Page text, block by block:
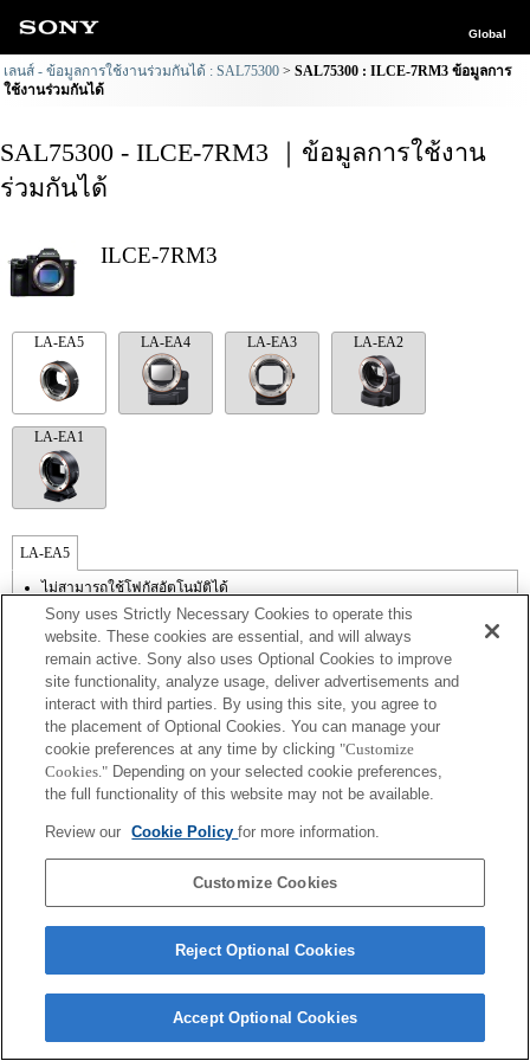
Global
เลนส์ - ข้อมูลการใช้งานร่วมกันได้ : SAL75300
SAL75300 : ILCE-7RM3 ข้อมูลการ
ใช้งานร่วมกันได้
SAL75300 - ILCE-7RM3 ｜ข้อมูลการใช้งาน
ร่วมกันได้
ILCE-7RM3
LA-EA5 LA-EA4 LA-EA3 LA-EA2
LA-EA1
LA-EA5
ไม่สามารถใช้โฟกัสอัตโนมัติได้
มีใช้งานพร้อมอะแดปเตอร์เมาส์
เสียงการทำงานของไดอะเฟรมจะถูกบันทึกด้วยไมโครโฟนภายใน
นอกเหนือจากโหมด A (กำหนดค่าช่องรับแสง), S (กำหนดความเร็วชัตเตอร์),
และ M (แมนนวล) แล้ว คุณไม่สามารถปรับช่องรับแสงในระหว่างการบันทึกภาพ
เคลื่อนไหวได้
ฟังก์ชัน [Lens Comp] (การชดเชยเลนส์) ไม่ทำงาน
ถ้าคุณติดตั้ง [เลนส์ A-mount] โดยใช้อะแดปเตอร์เมาส์, ฟังก์ชัน assist MF จะไม่
ทำงานโดยอัตโนมัติเมื่อคุณหมุนวงแหวนปรับโฟกัส คุณสามารถขยายภาพด้วย
การเลือกฟังก์ชัน [การขยายโฟกัส] หรือ [assist MF] ให้กับปุ่มใด ๆ ใน "การตั้งค่า
ปุ่มแบบกำหนดเอง"
Sony uses Strictly Necessary Cookies to operate this
website. These cookies are essential, and will always
remain active. Sony also uses Optional Cookies to improve
site functionality, analyze usage, deliver advertisements and
interact with third parties. By using this site, you agree to
the placement of Optional Cookies. You can manage your
cookie preferences at any time by clicking "Customize
Cookies." Depending on your selected cookie preferences,
the full functionality of this website may not be available.
Review our Cookie Policyfor more information.
Customize Cookies
Reject Optional Cookies
Accept Optional Cookies